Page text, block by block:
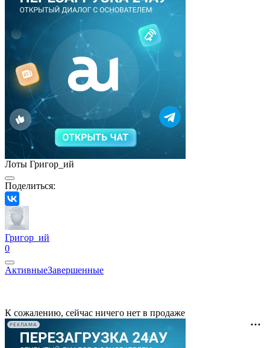
Лоты Григор_ий
Поделиться:
Григор_ий
0
АктивныеЗавершенные
К сожалению, сейчас ничего нет в продаже
РЕКЛАМА